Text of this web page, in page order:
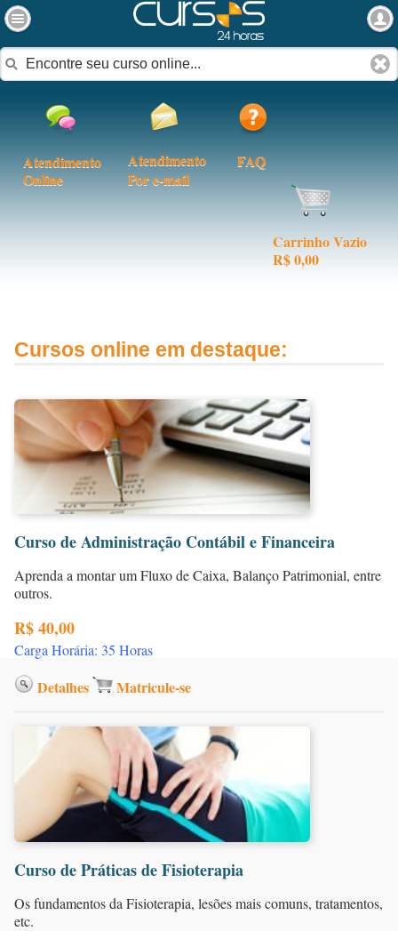
Atendimento
Online
Atendimento
Por e-mail
FAQ
Carrinho Vazio
R$ 0,00
Cursos online em destaque:
Curso de Administração Contábil e Financeira
Aprenda a montar um Fluxo de Caixa, Balanço Patrimonial, entre
outros.
R$ 40,00
Carga Horária: 35 Horas
Detalhes Matricule-se
Curso de Práticas de Fisioterapia
Os fundamentos da Fisioterapia, lesões mais comuns, tratamentos,
etc.